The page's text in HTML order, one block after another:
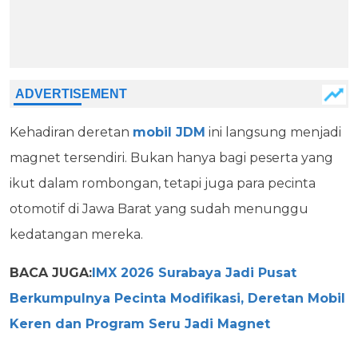
Kehadiran deretan mobil JDM ini langsung menjadi
magnet tersendiri. Bukan hanya bagi peserta yang
ikut dalam rombongan, tetapi juga para pecinta
otomotif di Jawa Barat yang sudah menunggu
kedatangan mereka.
BACA JUGA: IMX 2026 Surabaya Jadi Pusat
Berkumpulnya Pecinta Modifikasi, Deretan Mobil
Keren dan Program Seru Jadi Magnet